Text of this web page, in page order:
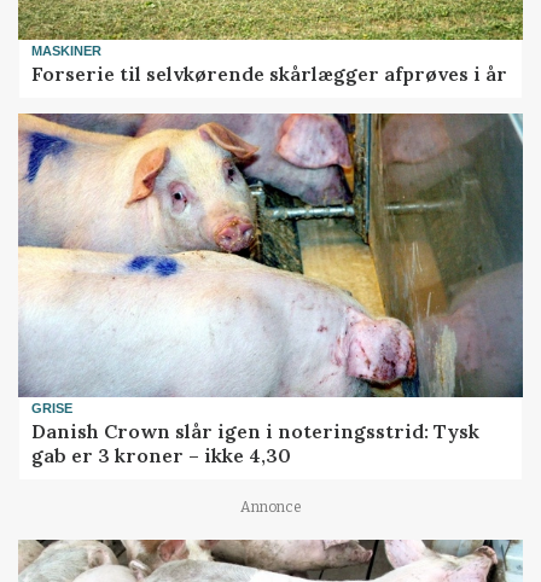
MASKINER
Forserie til selvkørende skårlægger afprøves i år
GRISE
Danish Crown slår igen i noteringsstrid: Tysk
gab er 3 kroner – ikke 4,30
Annonce